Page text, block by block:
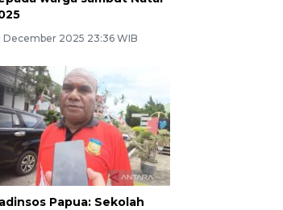
December 2025 23:36 WIB
Papua: Sekolah